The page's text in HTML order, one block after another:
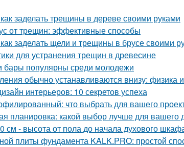
заделать трещины в дереве своими руками
от трещин: эффективные способы
заделать щели и трещины в брусе своими
для устранения трещин в древесине
бары популярны среди молодежи
обычно устанавливаются внизу: физика
интерьеров: 10 секретов успеха
что выбрать для вашего
планировка: какой выбор лучше для вашего
см - высота от пола до начала духового
плиты фундамента KALK.PRO: простой